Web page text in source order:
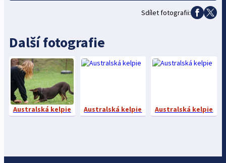
Sdílet fotografii:
Další fotografie
Australská kelpie Australská kelpie Australská kelpie